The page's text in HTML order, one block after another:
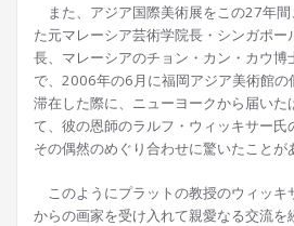
また、アジア国際美術展をこの27年間
た元マレーシア芸術学院長・シンガポ
長、マレーシアのチョン・カン・カウ博
で、2006年の6月に福岡アジア美術館の
滞在した際に、ニューヨークから届いた
て、彼の恩師のラルフ・ウィッキサー氏
その偶然のめぐり合わせに驚いたことが
このようにプラットの教授のウィッキ
からの画家を受け入れて親愛なる交流を